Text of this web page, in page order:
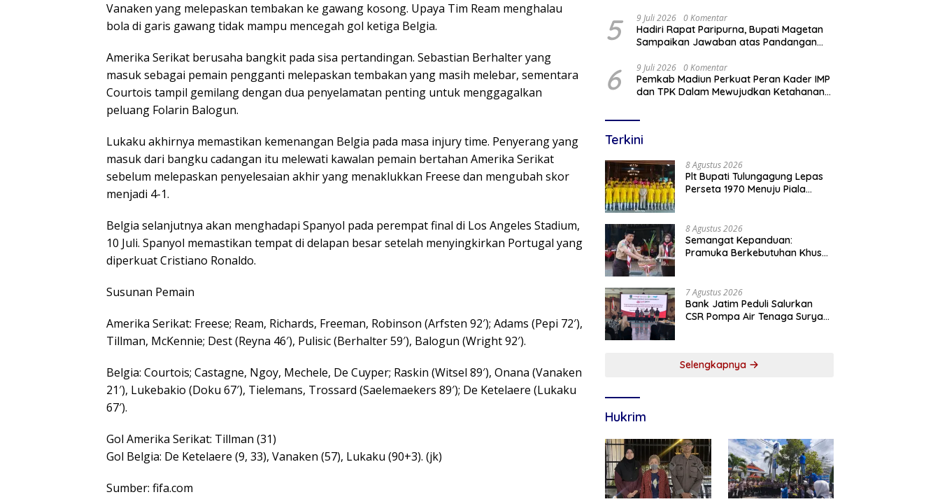
Vanaken yang melepaskan tembakan ke gawang kosong. Upaya Tim Ream menghalau
bola di garis gawang tidak mampu mencegah gol ketiga Belgia.
Amerika Serikat berusaha bangkit pada sisa pertandingan. Sebastian Berhalter yang
masuk sebagai pemain pengganti melepaskan tembakan yang masih melebar, sementara
Courtois tampil gemilang dengan dua penyelamatan penting untuk menggagalkan
peluang Folarin Balogun.
Lukaku akhirnya memastikan kemenangan Belgia pada masa injury time. Penyerang yang
masuk dari bangku cadangan itu melewati kawalan pemain bertahan Amerika Serikat
sebelum melepaskan penyelesaian akhir yang menaklukkan Freese dan mengubah skor
menjadi 4-1.
Belgia selanjutnya akan menghadapi Spanyol pada perempat final di Los Angeles Stadium,
10 Juli. Spanyol memastikan tempat di delapan besar setelah menyingkirkan Portugal yang
diperkuat Cristiano Ronaldo.
Susunan Pemain
Amerika Serikat: Freese; Ream, Richards, Freeman, Robinson (Arfsten 92′); Adams (Pepi 72′),
Tillman, McKennie; Dest (Reyna 46′), Pulisic (Berhalter 59′), Balogun (Wright 92′).
Belgia: Courtois; Castagne, Ngoy, Mechele, De Cuyper; Raskin (Witsel 89′), Onana (Vanaken
21′), Lukebakio (Doku 67′), Tielemans, Trossard (Saelemaekers 89′); De Ketelaere (Lukaku
67′).
Gol Amerika Serikat: Tillman (31)
Gol Belgia: De Ketelaere (9, 33), Vanaken (57), Lukaku (90+3). (jk)
Sumber: fifa.com
“Gathutkaca Winisuda”
5 9 Juli 2026 0 Komentar
Hadiri Rapat Paripurna, Bupati Magetan
Sampaikan Jawaban atas Pandangan
6 9 Juli 2026 0 Komentar
Pemkab Madiun Perkuat Peran Kader IMP
dan TPK Dalam Mewujudkan Ketahanan
Terkini
8 Agustus 2026
Plt Bupati Tulungagung Lepas
Perseta 1970 Menuju Piala
8 Agustus 2026
Semangat Kepanduan:
Pramuka Berkebutuhan Khusus
Tangguh
7 Agustus 2026
Bank Jatim Peduli Salurkan
CSR Pompa Air Tenaga Surya
Selengkapnya
Hukrim